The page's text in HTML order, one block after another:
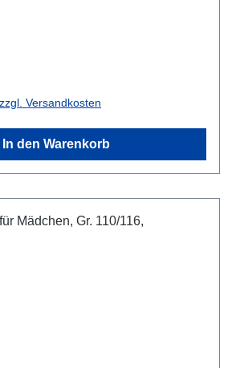
Versandkosten
In den Warenkorb